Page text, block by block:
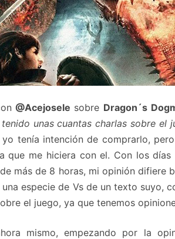
@Acejosele sobre Dragon´s
unas cuantas charlas sobre el
tenía intención de comprarlo,
que me hiciera con el. Con los
más de 8 horas, mi opinión difiere
especie de Vs de un texto suyo,
el juego, ya que tenemos
mismo, empezando por la